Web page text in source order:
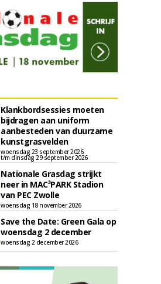
Klankbordsessies moeten
bijdragen aan uniform
aanbesteden van duurzame
kunstgrasvelden
woensdag 23 september 2026
t/m dinsdag 29 september 2026
Nationale Grasdag strijkt
neer in MAC³PARK Stadion
van PEC Zwolle
woensdag 18 november 2026
Save the Date: Green Gala op
woensdag 2 december
woensdag 2 december 2026